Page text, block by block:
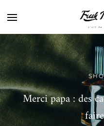
Merci papa : des